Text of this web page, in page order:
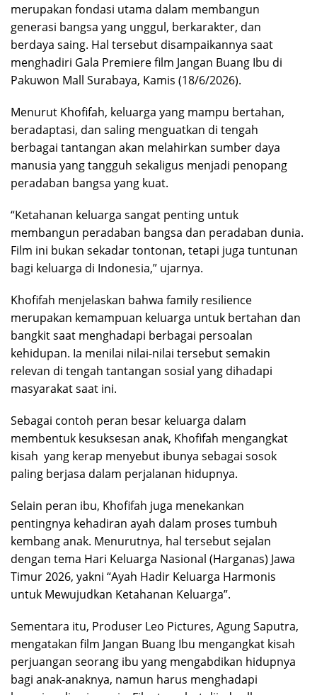
merupakan fondasi utama dalam membangun
generasi bangsa yang unggul, berkarakter, dan
berdaya saing. Hal tersebut disampaikannya saat
menghadiri Gala Premiere film Jangan Buang Ibu di
Pakuwon Mall Surabaya, Kamis (18/6/2026).
Menurut Khofifah, keluarga yang mampu bertahan,
beradaptasi, dan saling menguatkan di tengah
berbagai tantangan akan melahirkan sumber daya
manusia yang tangguh sekaligus menjadi penopang
peradaban bangsa yang kuat.
“Ketahanan keluarga sangat penting untuk
membangun peradaban bangsa dan peradaban dunia.
Film ini bukan sekadar tontonan, tetapi juga tuntunan
bagi keluarga di Indonesia,” ujarnya.
Khofifah menjelaskan bahwa family resilience
merupakan kemampuan keluarga untuk bertahan dan
bangkit saat menghadapi berbagai persoalan
kehidupan. Ia menilai nilai-nilai tersebut semakin
relevan di tengah tantangan sosial yang dihadapi
masyarakat saat ini.
Sebagai contoh peran besar keluarga dalam
membentuk kesuksesan anak, Khofifah mengangkat
kisah yang kerap menyebut ibunya sebagai sosok
paling berjasa dalam perjalanan hidupnya.
Selain peran ibu, Khofifah juga menekankan
pentingnya kehadiran ayah dalam proses tumbuh
kembang anak. Menurutnya, hal tersebut sejalan
dengan tema Hari Keluarga Nasional (Harganas) Jawa
Timur 2026, yakni “Ayah Hadir Keluarga Harmonis
untuk Mewujudkan Ketahanan Keluarga”.
Sementara itu, Produser Leo Pictures, Agung Saputra,
mengatakan film Jangan Buang Ibu mengangkat kisah
perjuangan seorang ibu yang mengabdikan hidupnya
bagi anak-anaknya, namun harus menghadapi